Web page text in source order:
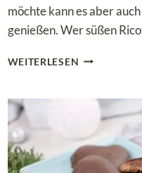
möchte kann es aber
genießen. Wer süßen
WEITERLESEN SÜSSER L
ICOTTA-A
UFLAUF M
EEREN